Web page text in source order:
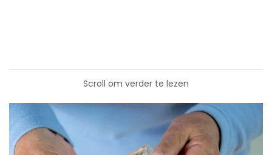
Scroll om verder te lezen